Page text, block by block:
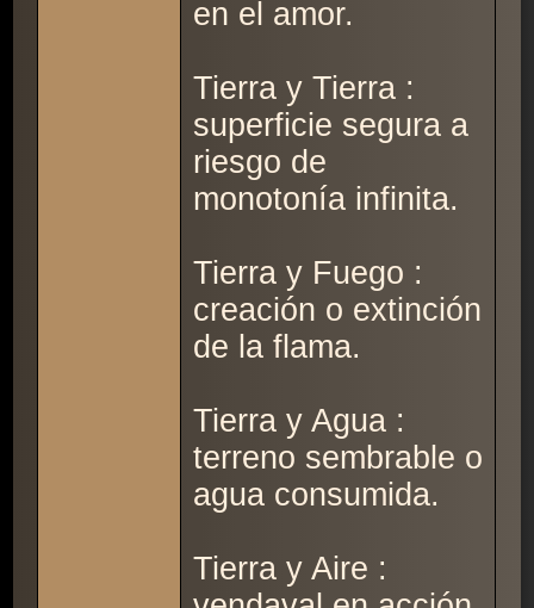
en el amor.
Tierra y Tierra :
superficie segura a
riesgo de
monotonía infinita.
Tierra y Fuego :
creación o extinción
de la flama.
Tierra y Agua :
terreno sembrable o
agua consumida.
Tierra y Aire :